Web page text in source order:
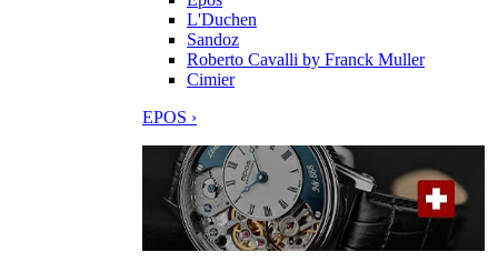
L'Duchen
Sandoz
Roberto Cavalli by Franck Muller
Cimier
EPOS ›